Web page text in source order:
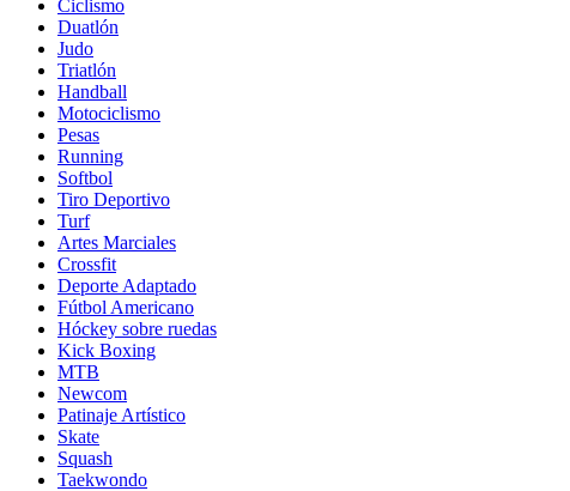
Ciclismo
Duatlón
Judo
Triatlón
Handball
Motociclismo
Pesas
Running
Softbol
Tiro Deportivo
Turf
Artes Marciales
Crossfit
Deporte Adaptado
Fútbol Americano
Hóckey sobre ruedas
Kick Boxing
MTB
Newcom
Patinaje Artístico
Skate
Squash
Taekwondo